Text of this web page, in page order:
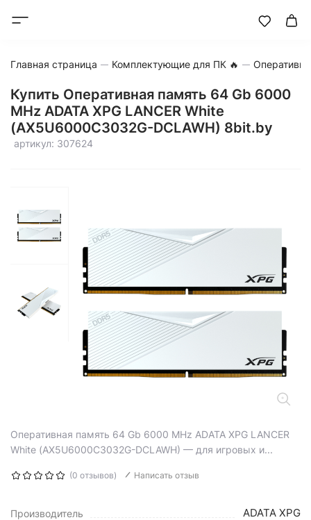
Главная страница Комплектующие для ПК 🔥
Купить Оперативная память 64 Gb 6000
MHz ADATA XPG LANCER White
(AX5U6000C3032G-DCLAWH) 8bit.by
артикул: 307624
Оперативная память 64 Gb 6000 MHz ADATA XPG LANCER
White (AX5U6000C3032G-DCLAWH) — для игровых и...
(0 отзывов) Написать отзыв
Производитель ADATA XPG